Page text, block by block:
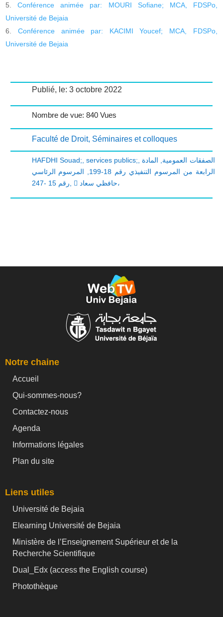
Conférence animée par: MOURI Sofiane; MCA, FDSPo,
Université de Bejaia
Conférence animée par: KACIMI Youcef; MCA, FDSPo,
Université de Bejaia
Publié, le: 3 octobre 2022
Nombre de vue: 840 Vues
Faculté de Droit, Séminaires et colloques
HAFDHI Souad; services publics; الصفقات العمومية
المادة
الرابعة من المرسوم التنفيذي رقم 18-199
المرسوم الرئاسي
رقم 15 -247
 حافظي سعاد،
Notre chaine
Accueil
Qui-sommes-nous?
Contactez-nous
Agenda
Informations légales
Plan du site
Liens utiles
Université de Bejaia
Elearning Université de Bejaia
Ministère de l’Enseignement Supérieur et de la
Recherche Scientifique
Dual_Edx (access the English course)
Photothèque